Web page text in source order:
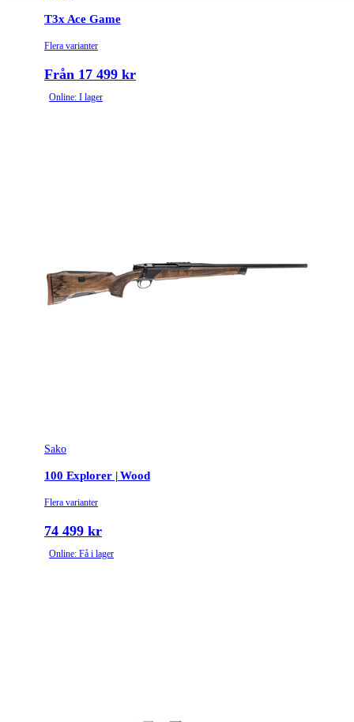
T3x Ace Game
Flera varianter
Från 17 499 kr
Online: I lager
Sako
100 Explorer | Wood
Flera varianter
74 499 kr
Online: Få i lager